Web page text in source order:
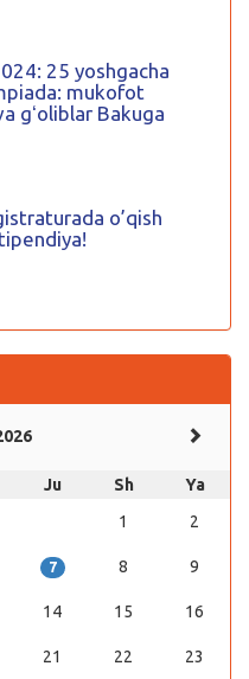
25 yoshgacha
mukofot
gʻoliblar Bakuga
o’qish
Ju Sh
Ya
1
2
7 8 9
14 15 16
21 22 23